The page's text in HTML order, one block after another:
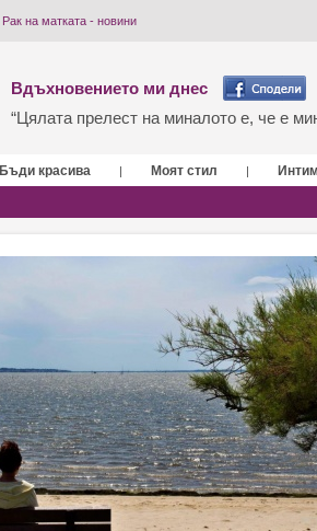
Рак на матката - новини
Вдъхновението ми днес
“Цялата прелест на миналото е, че е
Бъди красива | Моят стил |